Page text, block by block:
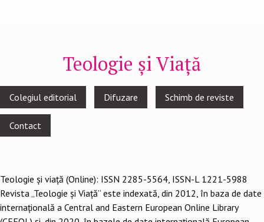
Teologie și Viață
Footer
menu
Colegiul editorial Difuzare Schimb de reviste
Contact
Teologie şi viaţă (Online): ISSN 2285-5564, ISSN-L 1221-5988
Revista „Teologie și Viață” este indexată, din 2012, în baza de date
internațională a Central and Eastern European Online Library